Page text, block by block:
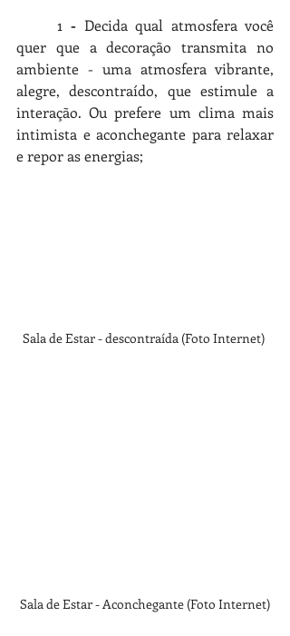
1 - Decida qual atmosfera você
quer que a decoração transmita no
ambiente - uma atmosfera vibrante,
alegre, descontraído, que estimule a
interação. Ou prefere um clima mais
intimista e aconchegante para relaxar
e repor as energias;
Sala de Estar - descontraída (Foto Internet)
Sala de Estar - Aconchegante (Foto Internet)